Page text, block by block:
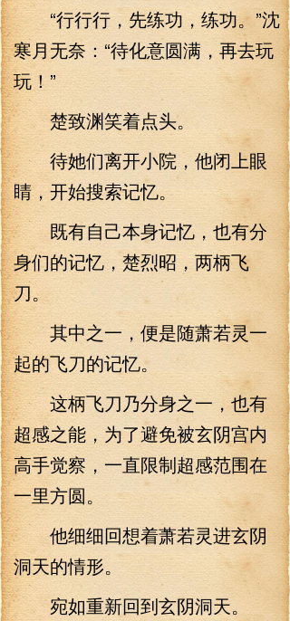
“行行行，先练功，练功。”沈
寒月无奈：“待化意圆满，再去玩
玩！”
楚致渊笑着点头。
待她们离开小院，他闭上眼
睛，开始搜索记忆。
既有自己本身记忆，也有分
身们的记忆，楚烈昭，两柄飞
刀。
其中之一，便是随萧若灵一
起的飞刀的记忆。
这柄飞刀乃分身之一，也有
超感之能，为了避免被玄阴宫内
高手觉察，一直限制超感范围在
一里方圆。
他细细回想着萧若灵进玄阴
洞天的情形。
宛如重新回到玄阴洞天。